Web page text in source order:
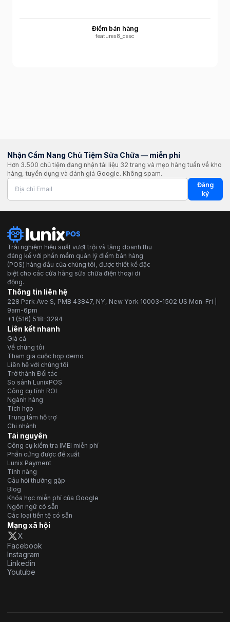
Điểm bán hàng
features8_desc
Nhận Cẩm Nang Chủ Tiệm Sửa Chữa — miễn phí
Hơn 3.500 chủ tiệm đang nhận tài liệu 32 trang và mẹo hàng tuần về kho
hàng, tuyển dụng và đánh giá Google. Không spam.
Đăng
ký
Trải nghiệm hiệu suất vượt trội và tăng doanh thu
đáng kể với phần mềm quản lý điểm bán hàng
(POS) hàng đầu của chúng tôi, được thiết kế đặc
biệt cho các cửa hàng sửa chữa điện thoại di
động.
Thông tin liên hệ
228 Park Ave S, PMB 43847, NY, New York 10003-1502 US Mon-Fri |
9am-6pm
+1 (516) 518-3294
Liên kết nhanh
Giá cả
Về chúng tôi
Tham gia cuộc họp demo
Liên hệ với chúng tôi
Trở thành Đối tác
So sánh LunixPOS
Công cụ tính ROI
Ngành hàng
Tích hợp
Trung tâm hỗ trợ
Chi nhánh
Tài nguyên
Công cụ kiểm tra IMEI miễn phí
Phần cứng được đề xuất
Lunix Payment
Tính năng
Câu hỏi thường gặp
Blog
Khóa học miễn phí của Google
Ngôn ngữ có sẵn
Các loại tiền tệ có sẵn
Mạng xã hội
X
Facebook
Instagram
Linkedin
Youtube